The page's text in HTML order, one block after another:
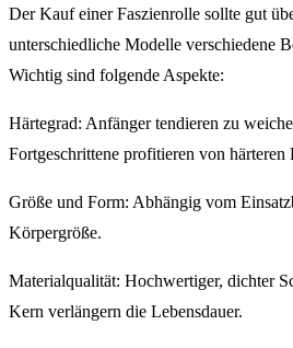
Der Kauf einer Faszienrolle sollte gut
unterschiedliche Modelle verschiedene
Wichtig sind folgende Aspekte:
Härtegrad: Anfänger tendieren zu
Fortgeschrittene profitieren von härteren
Größe und Form: Abhängig vom
Körpergröße.
Materialqualität: Hochwertiger, dichter
Kern verlängern die Lebensdauer.